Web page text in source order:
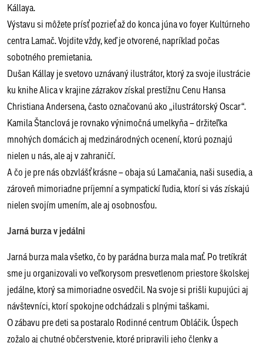
Kállaya.
Výstavu si môžete prísť pozrieť až do konca júna vo foyer Kultúrneho
centra Lamač. Vojdite vždy, keď je otvorené, napríklad počas
sobotného premietania.
Dušan Kállay je svetovo uznávaný ilustrátor, ktorý za svoje ilustrácie
ku knihe Alica v krajine zázrakov získal prestížnu Cenu Hansa
Christiana Andersena, často označovanú ako „ilustrátorský Oscar“.
Kamila Štanclová je rovnako výnimočná umelkyňa – držiteľka
mnohých domácich aj medzinárodných ocenení, ktorú poznajú
nielen u nás, ale aj v zahraničí.
A čo je pre nás obzvlášť krásne – obaja sú Lamačania, naši susedia, a
zároveň mimoriadne príjemní a sympatickí ľudia, ktorí si vás získajú
nielen svojím umením, ale aj osobnosťou.
Jarná burza v jedálni
Jarná burza mala všetko, čo by parádna burza mala mať. Po tretíkrát
sme ju organizovali vo veľkorysom presvetlenom priestore školskej
jedálne, ktorý sa mimoriadne osvedčil. Na svoje si prišli kupujúci aj
návštevníci, ktorí spokojne odchádzali s plnými taškami.
O zábavu pre deti sa postaralo Rodinné centrum Obláčik. Úspech
zožalo aj chutné občerstvenie, ktoré pripravili jeho členky a